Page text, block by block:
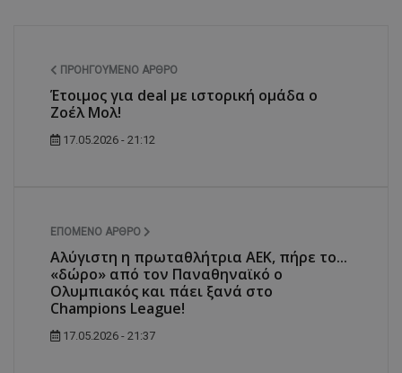
ΠΡΟΗΓΟΎΜΕΝΟ ΆΡΘΡΟ
Έτοιμος για deal με ιστορική ομάδα ο
Ζοέλ Μολ!
17.05.2026 - 21:12
ΕΠΌΜΕΝΟ ΆΡΘΡΟ
Αλύγιστη η πρωταθλήτρια ΑΕΚ, πήρε το...
«δώρο» από τον Παναθηναϊκό ο
Ολυμπιακός και πάει ξανά στο
Champions League!
17.05.2026 - 21:37